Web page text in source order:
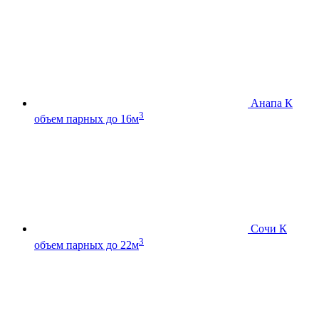
Анапа К
объем парных до 16м3
Сочи К
объем парных до 22м3